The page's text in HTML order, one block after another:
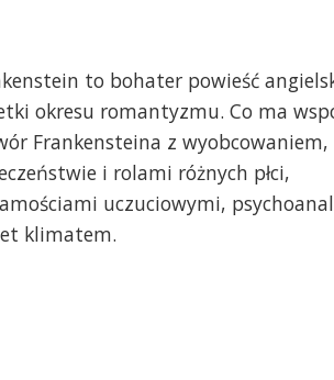
to bohater powieść
okresu romantyzmu. Co ma
Frankensteina z
i rolami różnych płci,
uczuciowymi,
klimatem.